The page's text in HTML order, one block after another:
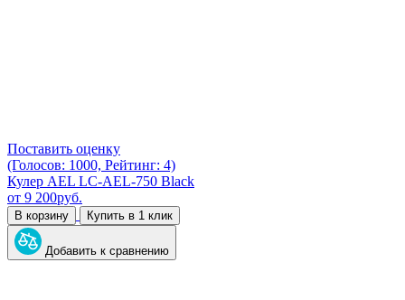
Поставить оценку
(Голосов: 1000, Рейтинг: 4)
Кулер AEL LC-AEL-750 Black
от 9 200руб.
В корзину Купить в 1 клик
Добавить к сравнению